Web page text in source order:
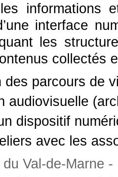
informations
interface
les
collectés
des parcours de
audiovisuelle
dispositif
avec les
Val-de-Marne